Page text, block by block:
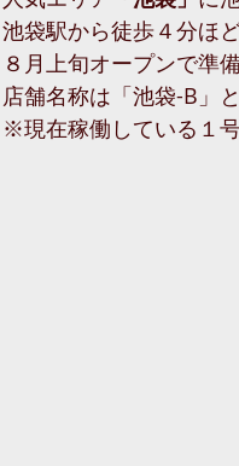
池袋駅から徒歩４分ほ
８月上旬オープンで準備
店舗名称は「池袋-B」
※現在稼働している１号